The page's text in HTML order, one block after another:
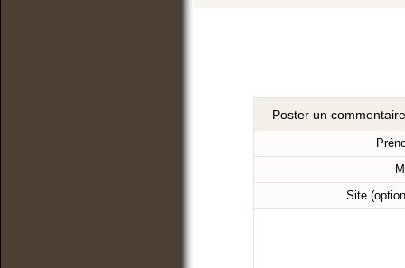
Poster un commentaire
Site